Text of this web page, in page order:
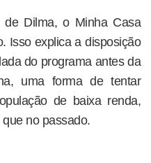
de Dilma, o Minha Casa
Isso explica a disposição
do programa antes da
uma forma de tentar
de baixa renda,
no passado.